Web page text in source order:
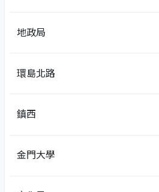
地政局
環島北路
鎮西
金門大學